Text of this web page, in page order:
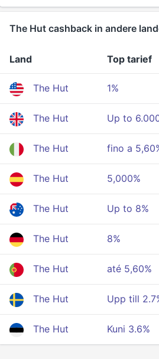
The Hut cashback in andere
Land Top tarief
The Hut 1%
The Hut Up to
The Hut fino a
The Hut 5,000%
The Hut Up to 8%
The Hut 8%
The Hut até 5,60%
The Hut Upp till
The Hut Kuni 3.6%